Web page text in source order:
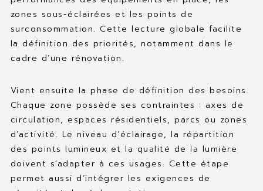
zones sous-éclairées et les points de
surconsommation. Cette lecture globale facilite
la définition des priorités, notamment dans le
cadre d’une rénovation.
Vient ensuite la phase de définition des besoins.
Chaque zone possède ses contraintes : axes de
circulation, espaces résidentiels, parcs ou zones
d’activité. Le niveau d’éclairage, la répartition
des points lumineux et la qualité de la lumière
doivent s’adapter à ces usages. Cette étape
permet aussi d’intégrer les exigences de